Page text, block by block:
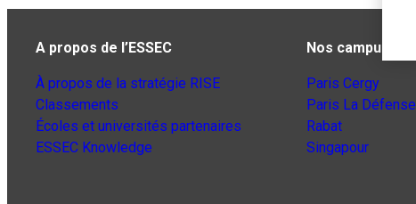
A propos de l’ESSEC
À propos de la stratégie RISE
Classements
Écoles et universités partenaires
ESSEC Knowledge
Nos campus
Paris Cergy
Paris La Défense
Rabat
Singapour